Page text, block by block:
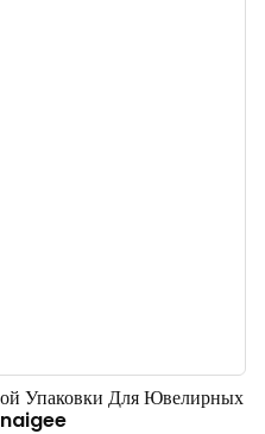
Упаковки Для Ювелирных